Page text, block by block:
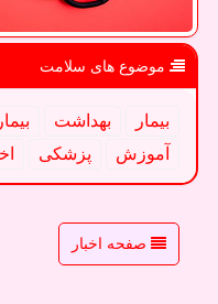
موضوع های سلامت
بیمار بهداشت
آموزش
پزشكی
صفحه اخبار